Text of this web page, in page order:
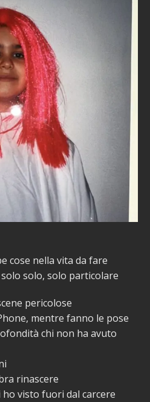
cose nella vita da fare
solo, solo particolare
pericolose
mentre fanno le pose
chi non ha avuto
rinascere
visto fuori dal carcere